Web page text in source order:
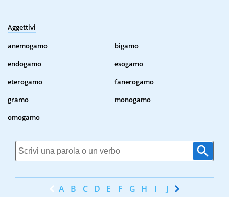
Aggettivi
anemogamo
bigamo
endogamo
esogamo
eterogamo
fanerogamo
gramo
monogamo
omogamo
A B C D E F G H I J K